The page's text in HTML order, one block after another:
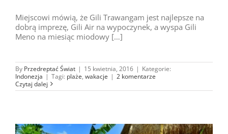
Miejscowi mówią, że Gili Trawangam jest najlepsze na
dobrą imprezę, Gili Air na wypoczynek, a wyspa Gili
Meno na miesiąc miodowy […]
By Przedreptać Świat | 15 kwietnia, 2016 | Kategorie:
Indonezja | Tagi: plaże, wakacje | 2 komentarze
Czytaj dalej